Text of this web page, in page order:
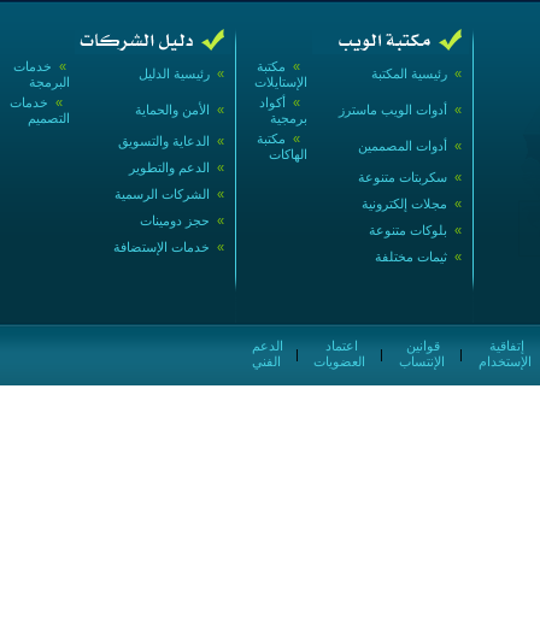
» خدمات
البرمجة
» رئيسية الدليل
» خدمات
التصميم
» الأمن والحماية
» الدعاية والتسويق
» الدعم والتطوير
» الشركات الرسمية
» حجز دومينات
» خدمات الإستضافة
» مكتبة
الإستايلات
» رئيسية المكتبة
» أكواد
برمجية
» أدوات الويب ماسترز
» مكتبة
الهاكات
» أدوات المصممين
» سكربتات متنوعة
» مجلات إلكترونية
» بلوكات متنوعة
» ثيمات مختلفة
الفني
|
العضويات
|
الإنتساب
|
الإستخدام